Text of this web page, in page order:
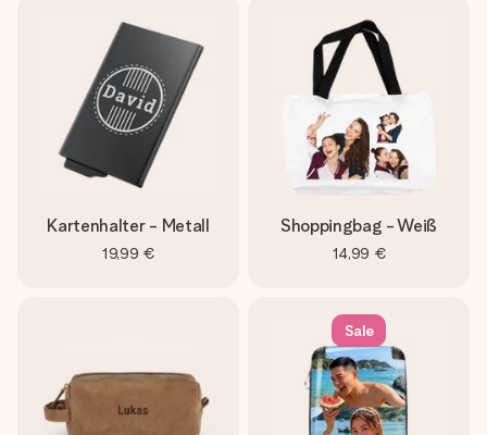
Kartenhalter - Metall
19,99 €
Shoppingbag - Weiß
14,99 €
Sale